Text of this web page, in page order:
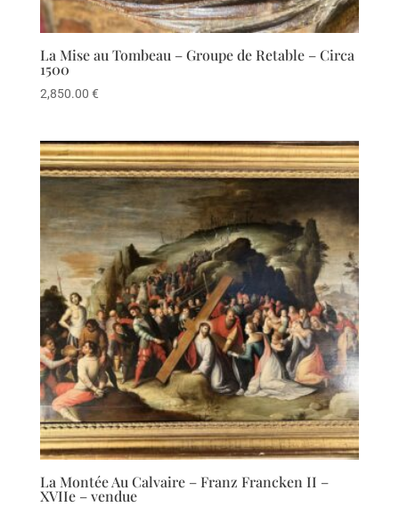
La Mise au Tombeau – Groupe de Retable – Circa
1500
2,850.00 €
La Montée Au Calvaire – Franz Francken II –
XVIIe – vendue